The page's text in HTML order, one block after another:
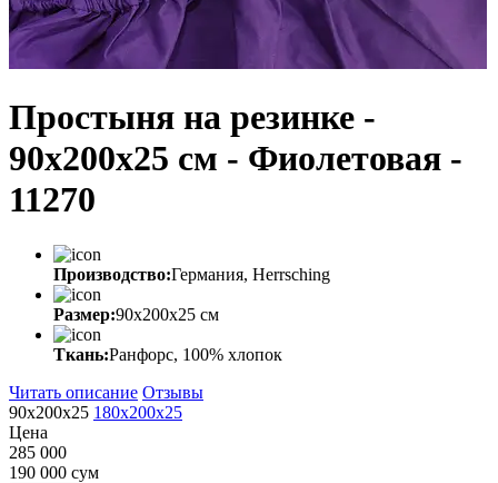
Простыня на резинке -
90x200x25 cм - Фиолетовая -
11270
Производство:Германия, Herrsching
Размер:90x200x25 cм
Ткань:Ранфорс, 100% хлопок
Читать описание Отзывы
90x200x25 180x200x25
Цена
285 000
190 000 сум